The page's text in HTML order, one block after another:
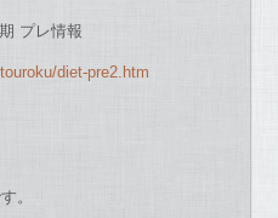
プレ情報
diet-pre2.htm
。